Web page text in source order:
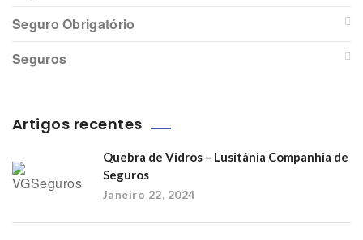
Seguro Obrigatório
Seguros
Artigos recentes
Quebra de Vidros – Lusitânia Companhia de
Seguros
Janeiro 22, 2024